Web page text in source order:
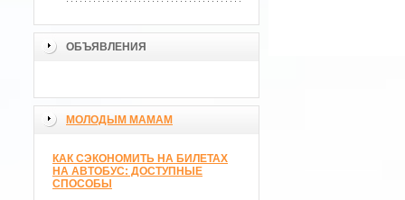
ОБЪЯВЛЕНИЯ
МОЛОДЫМ МАМАМ
КАК СЭКОНОМИТЬ НА БИЛЕТАХ
НА АВТОБУС: ДОСТУПНЫЕ
СПОСОБЫ